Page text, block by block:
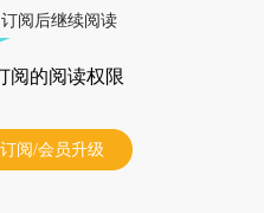
阅后继续阅读
阅的阅读权限
订阅/会员升级